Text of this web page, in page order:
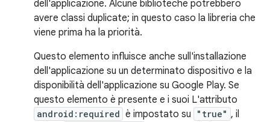
dell'applicazione. Alcune biblioteche potrebbero
avere classi duplicate; in questo caso la libreria che
viene prima ha la priorità.
Questo elemento influisce anche sull'installazione
dell'applicazione su un determinato dispositivo e la
disponibilità dell'applicazione su Google Play. Se
questo elemento è presente e i suoi L'attributo
android:required è impostato su "true" , il